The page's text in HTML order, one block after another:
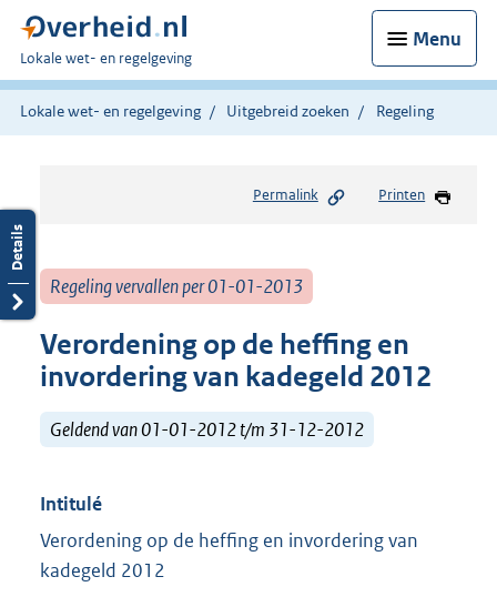
Menu
U
bent
hier:
Lokale wet- en regelgeving
Lokale wet- en regelgeving Uitgebreid zoeken Regeling
Permalink Printen
Regeling vervallen per 01-01-2013
Verordening op de heffing en
invordering van kadegeld 2012
Geldend van 01-01-2012 t/m 31-12-2012
Intitulé
Verordening op de heffing en invordering van
kadegeld 2012